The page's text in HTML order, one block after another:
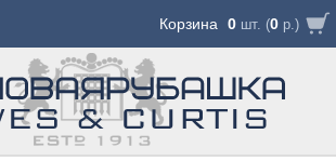
Корзина 0 шт. (0 р.)